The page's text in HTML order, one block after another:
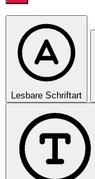
Lesbare Schriftart